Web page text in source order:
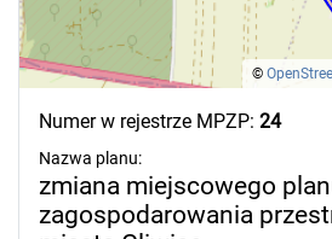
©
Numer w rejestrze MPZP: 24
Nazwa planu:
zmiana miejscowego
zagospodarowania